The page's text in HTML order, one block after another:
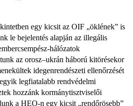
egy kicsit az OIF „öklének” is
le bejelentés alapján az illegális
hálózatok
az orosz–ukrán háború kitörésekor
idegenrendészeti ellenőrzését
legfiatalabb rendvédelmi
hozzánk kormánytisztviselői
a HEO-n egy kicsit „rendőrösebb”